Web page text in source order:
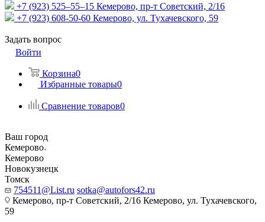
+7 (923) 525–55–15 Кемерово, пр-т Советский, 2/16
+7 (923) 608-50-60 Кемерово, ул. Тухачевского, 59
Задать вопрос
Войти
Корзина0
Избранные товары0
Сравнение товаров0
Ваш город
Кемерово
Кемерово
Новокузнецк
Томск
754511@List.ru sotka@autofors42.ru
Кемерово, пр-т Советский, 2/16 Кемерово, ул. Тухачевского,
59